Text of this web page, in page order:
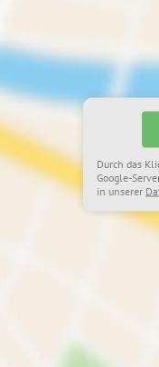
Durch das
Google-
in unserer